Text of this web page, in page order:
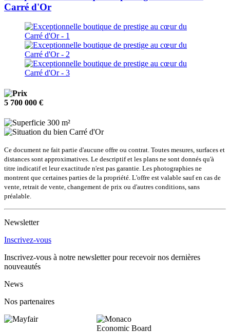
Carré d'Or
5 700 000 €
300 m²
Carré d'Or
Ce document ne fait partie d'aucune offre ou contrat. Toutes mesures, surfaces et
distances sont approximatives. Le descriptif et les plans ne sont donnés qu'à
titre indicatif et leur exactitude n'est pas garantie. Les photographies ne
montrent que certaines parties de la propriété. L'offre est valable sauf en cas de
vente, retrait de vente, changement de prix ou d'autres conditions, sans
préalable.
Newsletter
Inscrivez-vous
Inscrivez-vous à notre newsletter pour recevoir nos dernières
nouveautés
News
Nos partenaires